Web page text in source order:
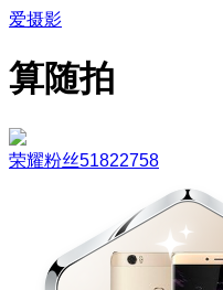
爱摄影
算随拍
荣耀粉丝51822758